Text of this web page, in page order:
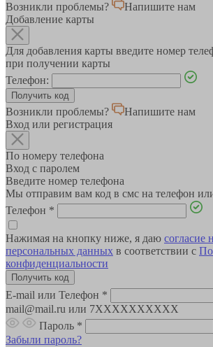
Возникли проблемы?
Напишите нам
Добавление карты
Для добавления карты введите номер
при получении карты
Телефон:
Возникли проблемы?
Напишите нам
Вход или регистрация
По номеру телефона
Вход с паролем
Введите номер телефона
Мы отправим вам код в смс на телефон
Телефон *
Нажимая на кнопку ниже, я даю согласие
персональных данных в соответствии с
конфиденциальности
E-mail или Телефон *
mail@mail.ru или 7XXXXXXXXXX
Пароль *
Забыли пароль?